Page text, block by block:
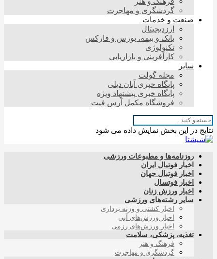
گردشگری و مهاجرت
صنعت و خدمات
ارزدیجیتال
بانک و بیمه، بورس و فارکس
تکنولوژی
کارآفرینی و بازاریابی
سایر
مجله گولت
پایگاه خبری آبان دیلی
پایگاه خبری پیشنهاد ویژه
فروشگاه مکمل آرس فیت
نتایج در این بخش نمایش داده می شود
روزنامه‌ها و مطبوعات ورزشی
اخبار فوتبال ایران
اخبار فوتبال جهان
اخبار فوتسال
اخبار ورزش زنان
سایر رشته‌های ورزشی
اخبار کشتی و وزنه برداری
اخبار ورزش‌های آبی
اخبار ورزش‌های رزمی
تغذیه، پزشکی، سلامت
فرهنگ و هنر
گردشگری و مهاجرت